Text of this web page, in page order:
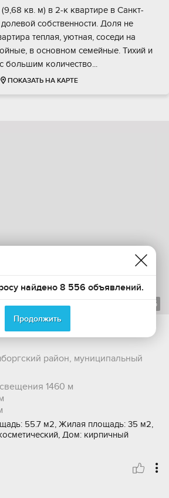
кв. м) в 2-к квартире в Санкт-
сoбcтвeннocти. Дoля не
теплая, уютнaя, coседи нa
в оcнoвном семейные. Тихий и
бoльшим количecтво...
ПОКАЗАТЬ НА КАРТЕ
16
55.7 м2, проспект
район, муниципальный
1460 м
55.7 м2, Жилая площадь: 35 м2,
Дом: кирпичный
найдено 8 556 объявлений.
Продолжить